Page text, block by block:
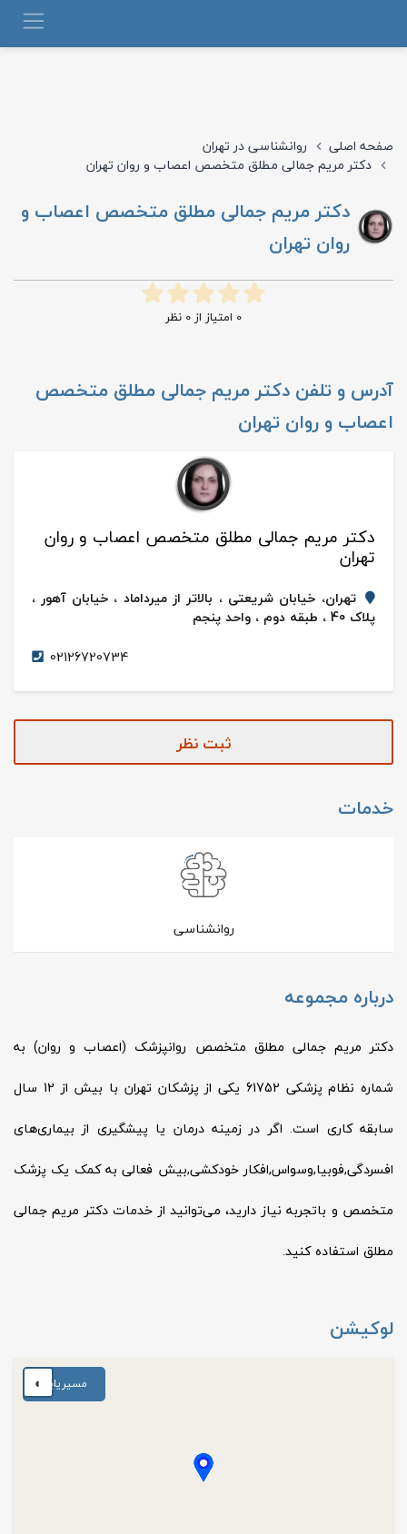
صفحه اصلی
روانشناسی در تهران
دکتر مریم جمالی مطلق متخصص اعصاب و روان تهران
دکتر مریم جمالی مطلق متخصص اعصاب و
روان تهران
0 امتیاز از 0 نظر
آدرس و تلفن دکتر مریم جمالی مطلق متخصص
اعصاب و روان تهران
دکتر مریم جمالی مطلق متخصص اعصاب و روان
تهران
تهران، خیابان شریعتی ، بالاتر از میرداماد ، خیابان آهور ،
پلاک 40 ، طبقه دوم ، واحد پنجم
02126720734
ثبت نظر
خدمات
روانشناسی
درباره مجموعه
دکتر مریم جمالی مطلق متخصص روانپزشک (اعصاب و روان) به
شماره نظام پزشکی 61752 یکی از پزشکان تهران با بیش از 12 سال
سابقه کاری است. اگر در زمینه درمان یا پیشگیری از بیماری‌های
افسردگی,فوبیا,وسواس,افکار خودکشی,بیش فعالی به کمک یک پزشک
متخصص و باتجربه نیاز دارید، می‌توانید از خدمات دکتر مریم جمالی
مطلق استفاده کنید.
لوکیشن
مسیریابی ◐